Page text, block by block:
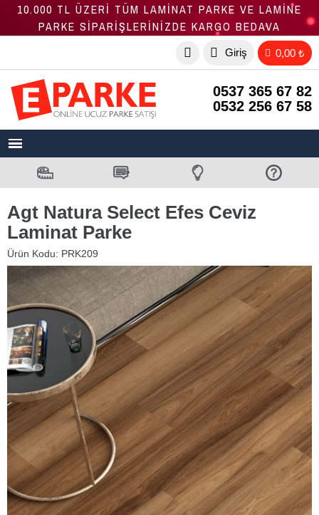
10.000 TL ÜZERİ TÜM LAMİNAT PARKE VE LAMİNE
PARKE SİPARİŞLERİNİZDE KARGO BEDAVA
Giriş 0,00 ₺
0537 365 67 82
0532 256 67 58
Agt Natura Select Efes Ceviz
Laminat Parke
Ürün Kodu: PRK209